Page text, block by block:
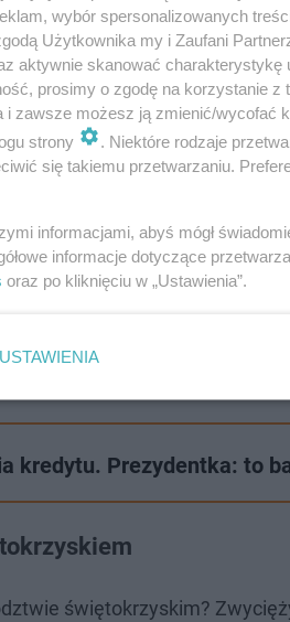
- dochód na jednego
w tym rankingu.
pomorskiego i
mają: dolnośląskie,
kredytu. Prezydentka: to
świętokrzyskim?
wybór spersonalizowanych
Użytkownika my i Zaufani
aktywnie skanować charakterystykę
prosimy o zgodę na korzystanie z
i zawsze możesz ją zmienić/wycofać
strony
. Niektóre rodzaje
się takiemu przetwarzaniu.
informacjami, abyś mógł
informacje dotyczące
oraz po kliknięciu w „Ustawienia”.
USTAWIENIA